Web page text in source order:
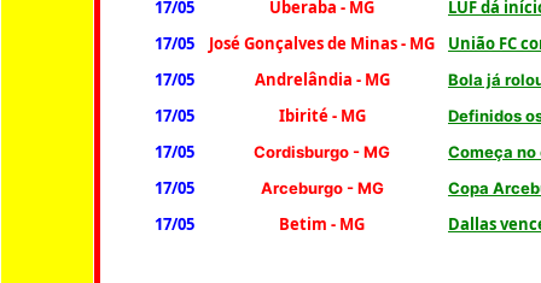
17/05 Uberaba - MG
LUF dá
17/05
José Gonçalves de Minas - MG
União FC
17/05
Andrelândia - MG Bola já
17/05 Ibirité - MG Definidos
17/05 Cordisburgo - MG Começa
17/05 Arceburgo - MG Copa
17/05 Betim - MG Dallas